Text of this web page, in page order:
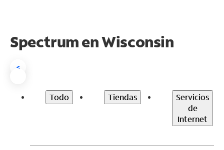
Spectrum enWisconsin
<
Todo Tiendas
Servicios
de
Internet